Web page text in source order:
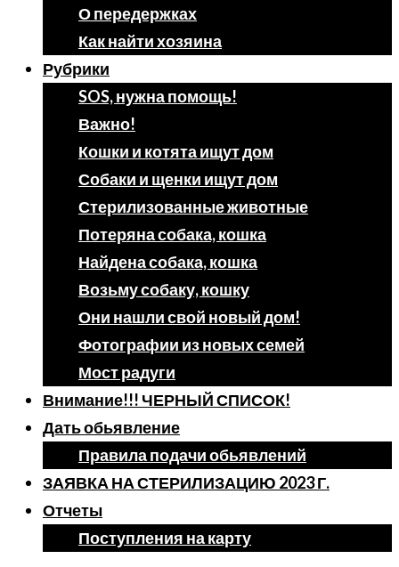
О передержках
Как найти хозяина
Рубрики
SOS, нужна помощь!
Важно!
Кошки и котята ищут дом
Собаки и щенки ищут дом
Стерилизованные животные
Потеряна собака, кошка
Найдена собака, кошка
Возьму собаку, кошку
Они нашли свой новый дом!
Фотографии из новых семей
Мост радуги
Внимание!!! ЧЕРНЫЙ СПИСОК!
Дать обьявление
Правила подачи обьявлений
ЗАЯВКА НА СТЕРИЛИЗАЦИЮ 2023 Г.
Отчеты
Поступления на карту